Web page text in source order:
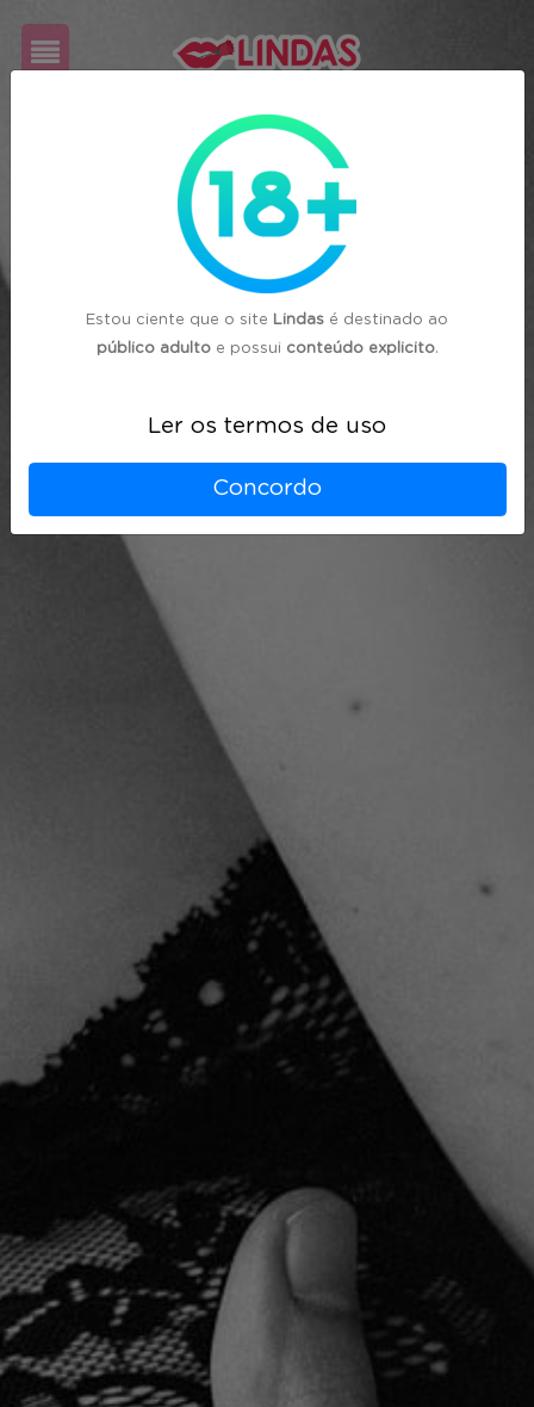
Estou ciente que o site Lindas é destinado ao
público adultoe possui conteúdo explicito.
Ler os termos de uso
Concordo